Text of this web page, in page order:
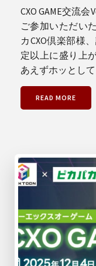
CXO GAME交流
ご参加いただい
カCXO倶楽部様
定以上に盛り上
あえずホッとし
READ MORE